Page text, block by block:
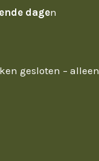
dagen
gesloten – alleen